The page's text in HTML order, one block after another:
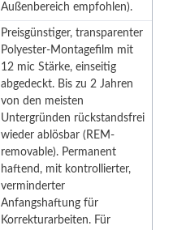
Außenbereich empfohlen).
Preisgünstiger, transparenter
Polyester-Montagefilm mit
12 mic Stärke, einseitig
abgedeckt. Bis zu 2 Jahren
von den meisten
Untergründen rückstandsfrei
wieder ablösbar (REM-
removable). Permanent
haftend, mit kontrollierter,
verminderter
Anfangshaftung für
Korrekturarbeiten. Für